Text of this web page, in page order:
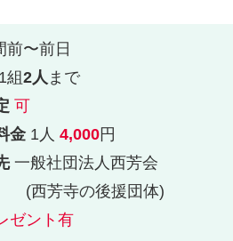
前〜前日
1組2人 まで
可
金 1人 4,000円
一般社団法人西芳会
の後援団体)
ゼント有